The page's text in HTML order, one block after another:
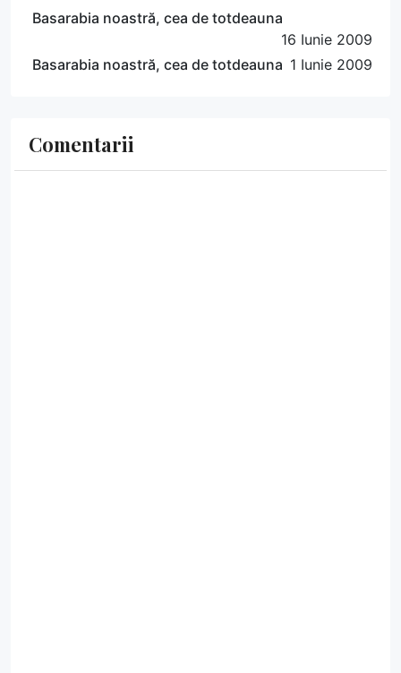
Basarabia noastră, cea de totdeauna
16 Iunie 2009
Basarabia noastră, cea de totdeauna 1 Iunie 2009
Comentarii